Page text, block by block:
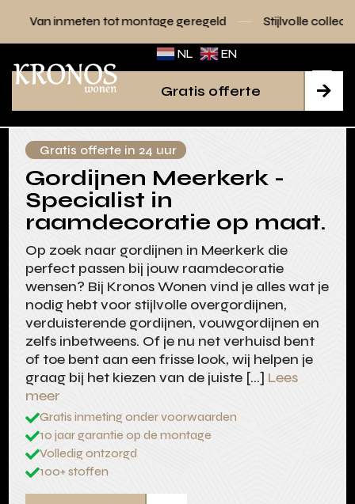
tot montage geregeld Stijlvolle collecties voor elk
NL EN

Gratis offerte
Gratis offerte in 24 uur
Gordijnen Meerkerk -
Specialist in
raamdecoratie op maat.
Op zoek naar gordijnen in Meerkerk die
perfect passen bij jouw raamdecoratie
wensen? Bij Kronos Wonen vind je alles wat je
nodig hebt voor stijlvolle overgordijnen,
verduisterende gordijnen, vouwgordijnen en
zelfs inbetweens. Of je nu net verhuisd bent
of toe bent aan een frisse look, wij helpen je
graag bij het kiezen van de juiste […] Lees
meer
Gratis inmeting onder voorwaarden
10 jaar garantie op de montage
Volledig ontzorgd
100+ stoffen